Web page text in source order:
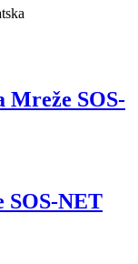
Mreže SOS-
SOS-NET